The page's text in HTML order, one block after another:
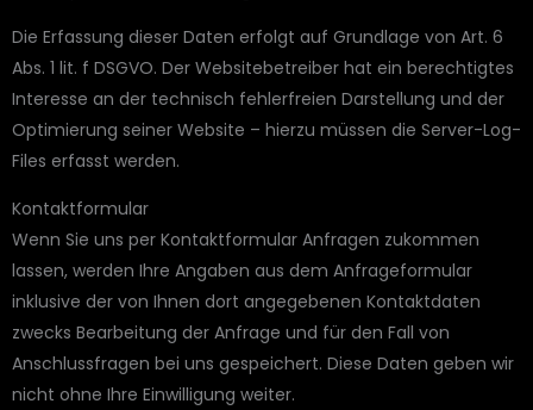
Die Erfassung dieser Daten erfolgt auf Grundlage von Art. 6
Abs. 1 lit. f DSGVO. Der Websitebetreiber hat ein berechtigtes
Interesse an der technisch fehlerfreien Darstellung und der
Optimierung seiner Website – hierzu müssen die Server-Log-
Files erfasst werden.
Kontaktformular
Wenn Sie uns per Kontaktformular Anfragen zukommen
lassen, werden Ihre Angaben aus dem Anfrageformular
inklusive der von Ihnen dort angegebenen Kontaktdaten
zwecks Bearbeitung der Anfrage und für den Fall von
Anschlussfragen bei uns gespeichert. Diese Daten geben wir
nicht ohne Ihre Einwilligung weiter.